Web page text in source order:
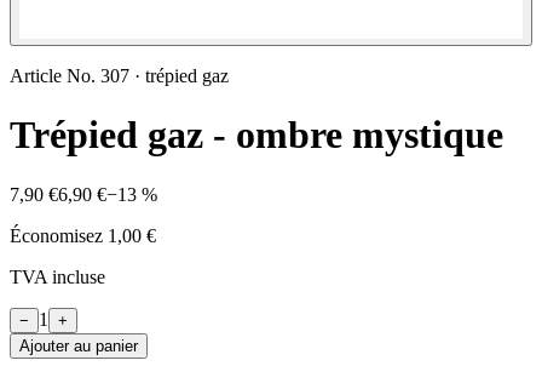
Article No. 307 · trépied gaz
Trépied gaz - ombre mystique
7,90 €6,90 €−13 %
Économisez 1,00 €
TVA incluse
− 1
+
Ajouter au panier